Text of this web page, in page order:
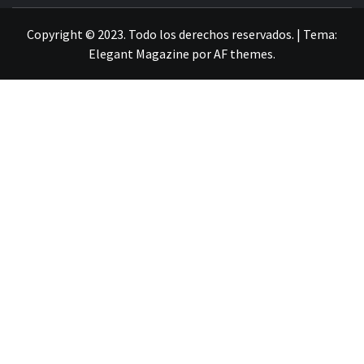
Copyright © 2023. Todo los derechos reservados. | Tema:
Elegant Magazine porAF themes.